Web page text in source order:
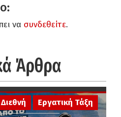
να συνδεθείτε.
Άρθρα
Διεθνή Εργατική Τάξη